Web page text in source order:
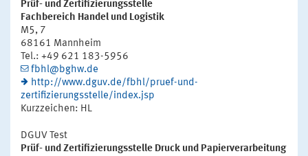
Prüf- und Zertifizierungsstelle
Fachbereich Handel und Logistik
M5, 7
68161 Mannheim
Tel.: +49 621 183-5956
fbhl@bghw.de
http://www.dguv.de/fbhl/pruef-und-
zertifizierungsstelle/index.jsp
Kurzzeichen: HL
DGUV Test
Prüf- und Zertifizierungsstelle Druck und Papierverarbeitung